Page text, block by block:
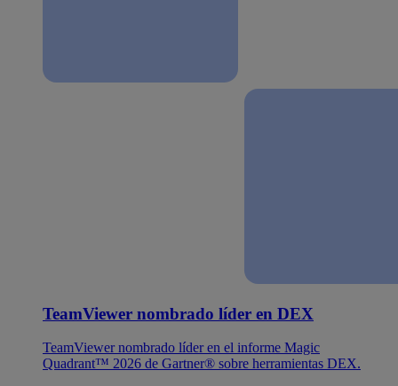
TeamViewer nombrado líder en DEX
TeamViewer nombrado líder en el informe Magic
Quadrant™ 2026 de Gartner® sobre herramientas DEX.